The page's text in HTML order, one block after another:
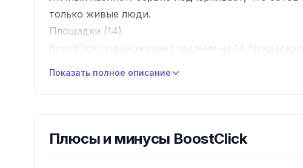
только живые люди.
Площадки (14)
BoostClick поддерживает задания на 14
Изучение объявлений
Поведенческая активность
Показать полное описание
Плюсы и минусы BoostClick